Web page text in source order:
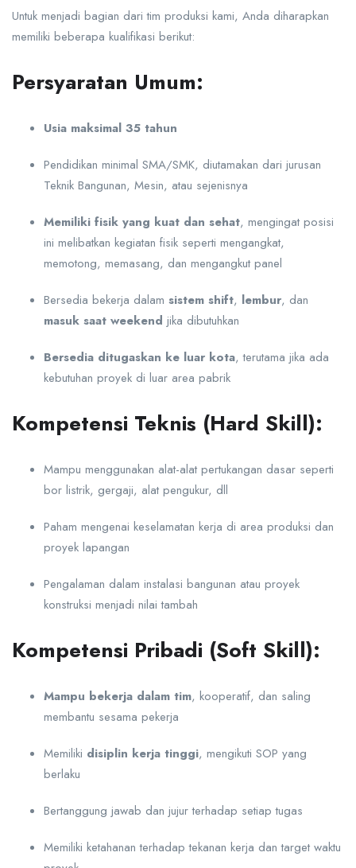
Untuk menjadi bagian dari tim produksi kami, Anda diharapkan
memiliki beberapa kualifikasi berikut:
Persyaratan Umum:
Usia maksimal 35 tahun
Pendidikan minimal SMA/SMK, diutamakan dari jurusan
Teknik Bangunan, Mesin, atau sejenisnya
Memiliki fisik yang kuat dan sehat, mengingat posisi
ini melibatkan kegiatan fisik seperti mengangkat,
memotong, memasang, dan mengangkut panel
Bersedia bekerja dalam sistem shift, lembur, dan
masuk saat weekend jika dibutuhkan
Bersedia ditugaskan ke luar kota, terutama jika ada
kebutuhan proyek di luar area pabrik
Kompetensi Teknis (Hard Skill):
Mampu menggunakan alat-alat pertukangan dasar seperti
bor listrik, gergaji, alat pengukur, dll
Paham mengenai keselamatan kerja di area produksi dan
proyek lapangan
Pengalaman dalam instalasi bangunan atau proyek
konstruksi menjadi nilai tambah
Kompetensi Pribadi (Soft Skill):
Mampu bekerja dalam tim, kooperatif, dan saling
membantu sesama pekerja
Memiliki disiplin kerja tinggi, mengikuti SOP yang
berlaku
Bertanggung jawab dan jujur terhadap setiap tugas
Memiliki ketahanan terhadap tekanan kerja dan target waktu